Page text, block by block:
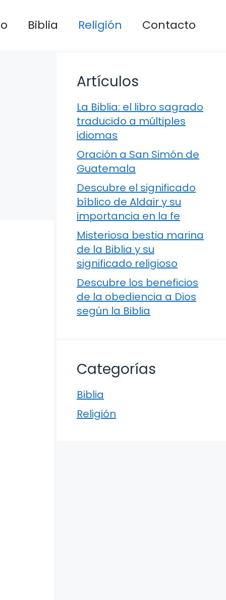
Biblia Religión Contacto
Artículos
La Biblia: el libro sagrado
traducido a múltiples
idiomas
Oración a San Simón de
Guatemala
Descubre el significado
bíblico de Aldair y su
importancia en la fe
Misteriosa bestia marina
de la Biblia y su
significado religioso
Descubre los beneficios
de la obediencia a Dios
según la Biblia
Categorías
Biblia
Religión